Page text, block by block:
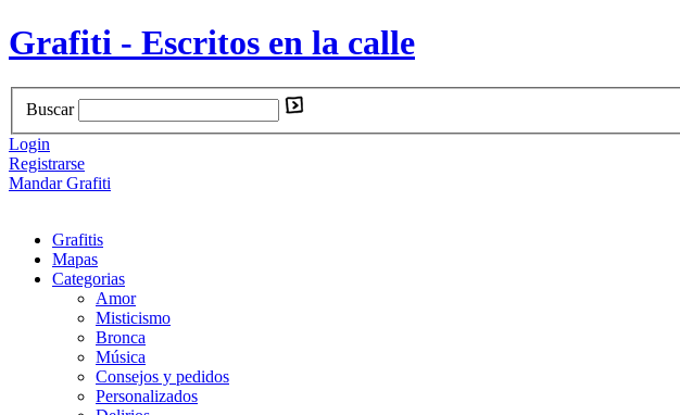
Grafiti - Escritos en la calle
Buscar
Login
Registrarse
Mandar Grafiti
Grafitis
Mapas
Categorias
Amor
Misticismo
Bronca
Música
Consejos y pedidos
Personalizados